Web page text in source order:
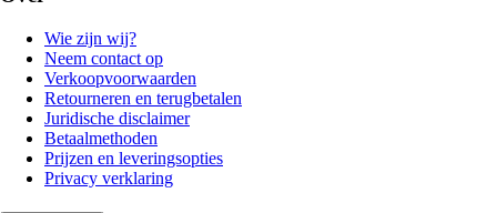
Wie zijn wij?
Neem contact op
Verkoopvoorwaarden
Retourneren en terugbetalen
Juridische disclaimer
Betaalmethoden
Prijzen en leveringsopties
Privacy verklaring